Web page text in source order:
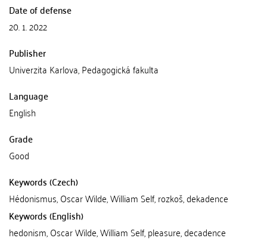
Date of defense
20. 1. 2022
Publisher
Univerzita Karlova, Pedagogická fakulta
Language
English
Grade
Good
Keywords (Czech)
Hédonismus, Oscar Wilde, William Self, rozkoš, dekadence
Keywords (English)
hedonism, Oscar Wilde, William Self, pleasure, decadence